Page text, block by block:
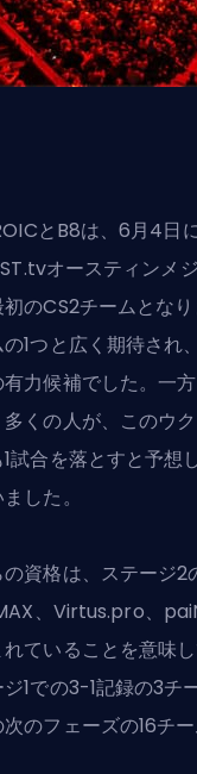
とB8は、6月4日
オースティンメ
のCS2チームとな
1つと広く期待さ
力候補でした。一
くの人が、このウ
試合を落とすと予想
した。
資格は、ステージ2
、Virtus.pro、
ていることを意味
1での3-1記録の3チ
のフェーズの16チ